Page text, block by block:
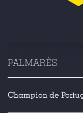
PALMARÈS
Champion de